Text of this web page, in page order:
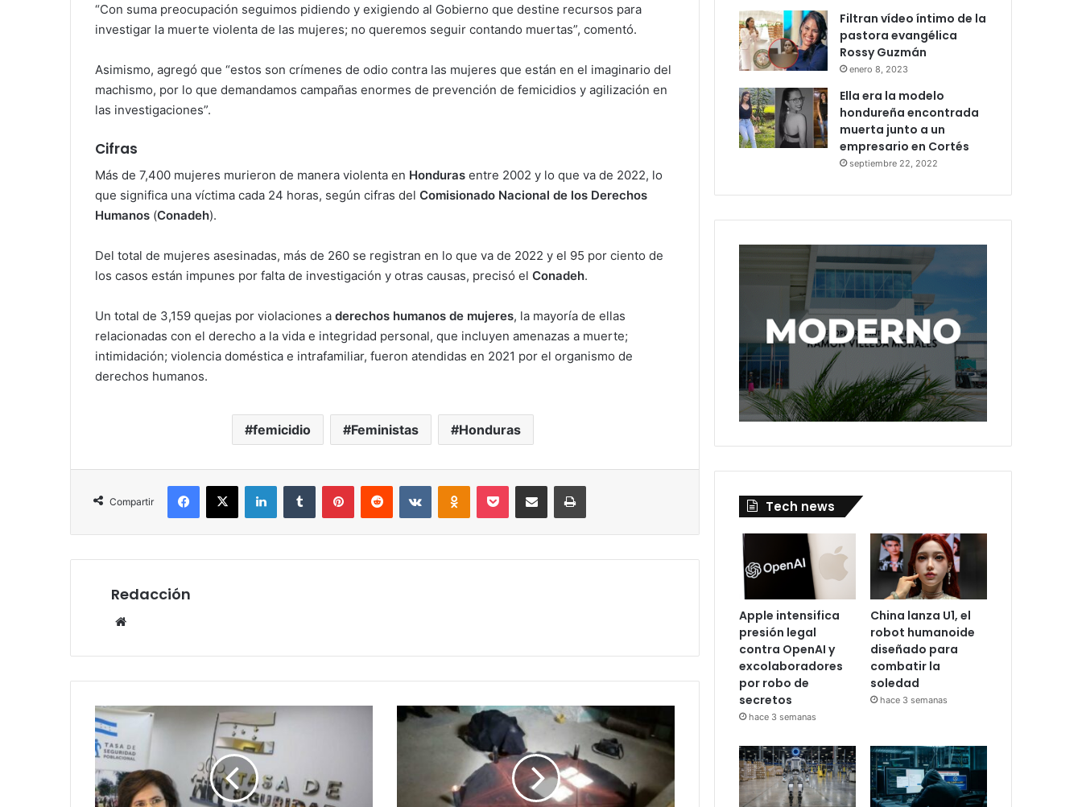
“Con suma preocupación seguimos pidiendo y exigiendo al Gobierno que destine recursos para
investigar la muerte violenta de las mujeres; no queremos seguir contando muertas”, comentó.
Asimismo, agregó que “estos son crímenes de odio contra las mujeres que están en el imaginario del
machismo, por lo que demandamos campañas enormes de prevención de femicidios y agilización en
las investigaciones”.
Cifras
Más de 7,400 mujeres murieron de manera violenta en Honduras entre 2002 y lo que va de 2022, lo
que significa una víctima cada 24 horas, según cifras del Comisionado Nacional de los Derechos
Humanos (Conadeh).
Del total de mujeres asesinadas, más de 260 se registran en lo que va de 2022 y el 95 por ciento de
los casos están impunes por falta de investigación y otras causas, precisó el Conadeh.
Un total de 3,159 quejas por violaciones a derechos humanos de mujeres, la mayoría de ellas
relacionadas con el derecho a la vida e integridad personal, que incluyen amenazas a muerte;
intimidación; violencia doméstica e intrafamiliar, fueron atendidas en 2021 por el organismo de
derechos humanos.
femicidio Feministas Honduras
Compartir
Facebook
X LinkedInTumblr PinterestReddit VKontakteOdnoklassniki
Pocket compartit via email Print
Redacción
Presupuesto
de
Tasa
Seguridad
se
Mutilan
Filtran vídeo íntimo de la
pastora evangélica
Rossy Guzmán
enero 8, 2023
Ella era la modelo
hondureña encontrada
muerta junto a un
empresario en Cortés
septiembre 22, 2022
Tech news
Apple intensifica
presión legal
contra OpenAI y
excolaboradores
por robo de
secretos
hace 3 semanas
China lanza U1, el
robot humanoide
diseñado para
combatir la
soledad
hace 3 semanas